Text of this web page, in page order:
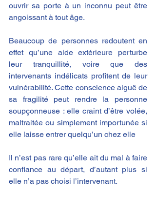
ouvrir sa porte à un inconnu peut être
angoissant à tout âge.
Beaucoup de personnes redoutent en
effet qu’une aide extérieure perturbe
leur tranquillité, voire que des
intervenants indélicats profitent de leur
vulnérabilité. Cette conscience aiguë de
sa fragilité peut rendre la personne
soupçonneuse : elle craint d’être volée,
maltraitée ou simplement importunée si
elle laisse entrer quelqu’un chez elle​
Il n’est pas rare qu’elle ait du mal à faire
confiance au départ, d’autant plus si
elle n’a pas choisi l’intervenant.